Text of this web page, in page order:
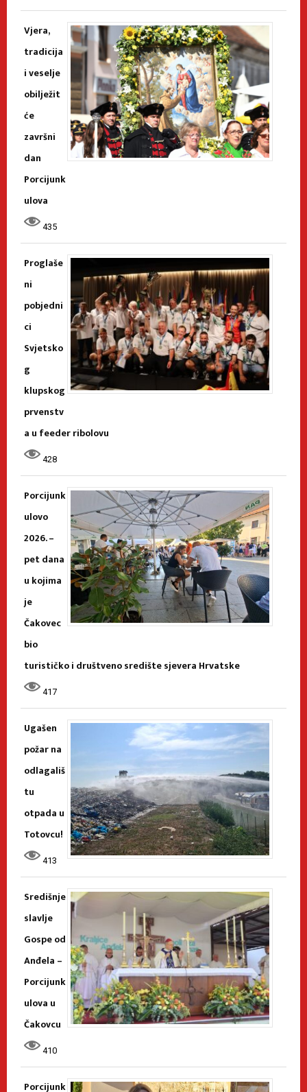
Vjera,
tradicija
i veselje
obilježit
će
završni
dan
Porcijunk
ulova
435
Proglaše
ni
pobjedni
ci
Svjetsko
g
klupskog
prvenstv
a u feeder ribolovu
428
Porcijunk
ulovo
2026. –
pet dana
u kojima
je
Čakovec
bio
turističko i društveno središte sjevera Hrvatske
417
Ugašen
požar na
odlagališ
tu
otpada u
Totovcu!
413
Središnje
slavlje
Gospe od
Anđela –
Porcijunk
ulova u
Čakovcu
410
Porcijunk